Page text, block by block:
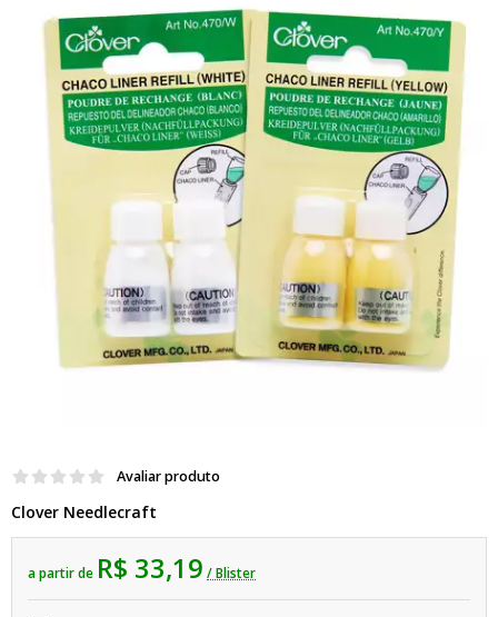
Avaliar produto
Clover Needlecraft
a partir de R$ 33,19 / Blister